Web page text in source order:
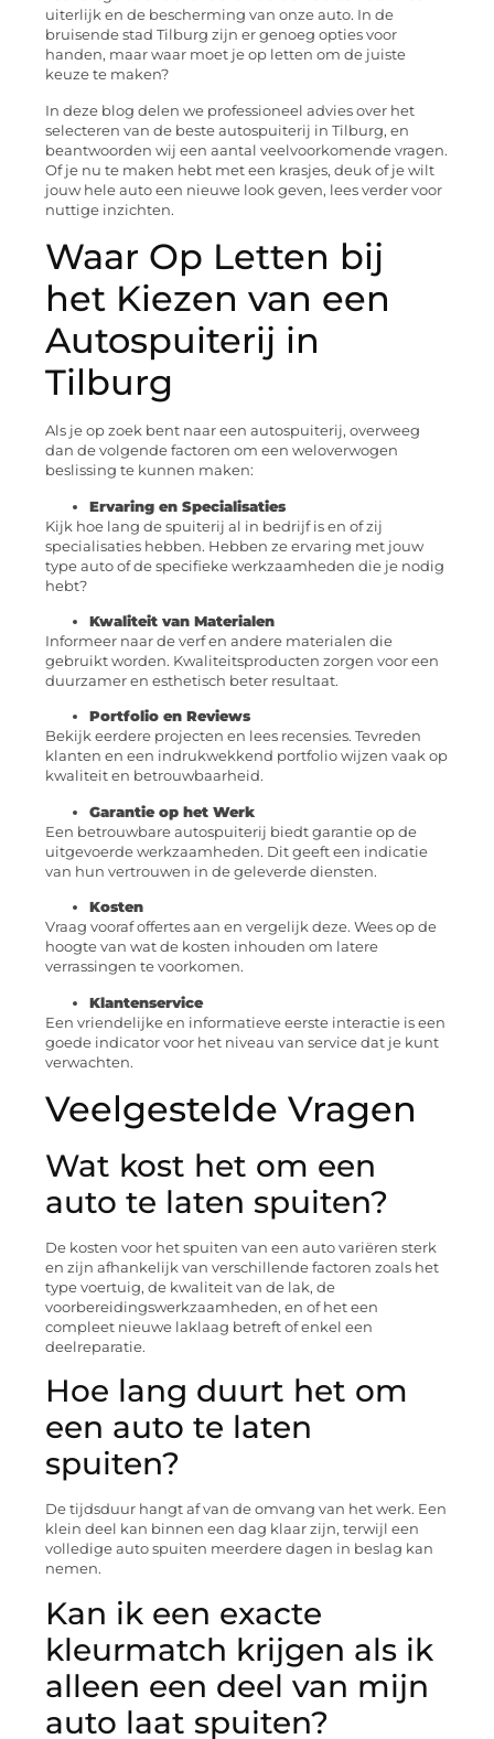
uiterlijk en de bescherming van onze auto. In de
bruisende stad Tilburg zijn er genoeg opties voor
handen, maar waar moet je op letten om de juiste
keuze te maken?
In deze blog delen we professioneel advies over het
selecteren van de beste autospuiterij in Tilburg, en
beantwoorden wij een aantal veelvoorkomende vragen.
Of je nu te maken hebt met een krasjes, deuk of je wilt
jouw hele auto een nieuwe look geven, lees verder voor
nuttige inzichten.
Waar Op Letten bij
het Kiezen van een
Autospuiterij in
Tilburg
Als je op zoek bent naar een autospuiterij, overweeg
dan de volgende factoren om een weloverwogen
beslissing te kunnen maken:
Ervaring en Specialisaties
Kijk hoe lang de spuiterij al in bedrijf is en of zij
specialisaties hebben. Hebben ze ervaring met jouw
type auto of de specifieke werkzaamheden die je nodig
hebt?
Kwaliteit van Materialen
Informeer naar de verf en andere materialen die
gebruikt worden. Kwaliteitsproducten zorgen voor een
duurzamer en esthetisch beter resultaat.
Portfolio en Reviews
Bekijk eerdere projecten en lees recensies. Tevreden
klanten en een indrukwekkend portfolio wijzen vaak op
kwaliteit en betrouwbaarheid.
Garantie op het Werk
Een betrouwbare autospuiterij biedt garantie op de
uitgevoerde werkzaamheden. Dit geeft een indicatie
van hun vertrouwen in de geleverde diensten.
Kosten
Vraag vooraf offertes aan en vergelijk deze. Wees op de
hoogte van wat de kosten inhouden om latere
verrassingen te voorkomen.
Klantenservice
Een vriendelijke en informatieve eerste interactie is een
goede indicator voor het niveau van service dat je kunt
verwachten.
Veelgestelde Vragen
Wat kost het om een
auto te laten spuiten?
De kosten voor het spuiten van een auto variëren sterk
en zijn afhankelijk van verschillende factoren zoals het
type voertuig, de kwaliteit van de lak, de
voorbereidingswerkzaamheden, en of het een
compleet nieuwe laklaag betreft of enkel een
deelreparatie.
Hoe lang duurt het om
een auto te laten
spuiten?
De tijdsduur hangt af van de omvang van het werk. Een
klein deel kan binnen een dag klaar zijn, terwijl een
volledige auto spuiten meerdere dagen in beslag kan
nemen.
Kan ik een exacte
kleurmatch krijgen als ik
alleen een deel van mijn
auto laat spuiten?